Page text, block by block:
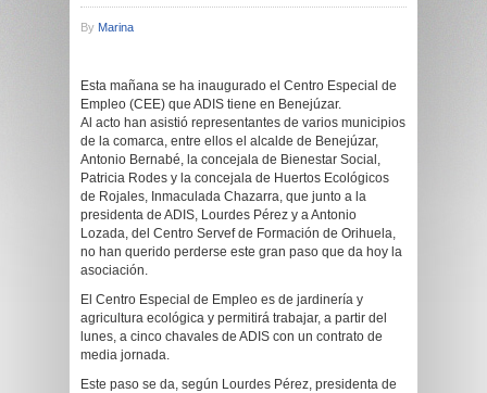
By Marina
Esta mañana se ha inaugurado el Centro Especial de
Empleo (CEE) que ADIS tiene en Benejúzar.
Al acto han asistió representantes de varios municipios
de la comarca, entre ellos el alcalde de Benejúzar,
Antonio Bernabé, la concejala de Bienestar Social,
Patricia Rodes y la concejala de Huertos Ecológicos
de Rojales, Inmaculada Chazarra, que junto a la
presidenta de ADIS, Lourdes Pérez y a Antonio
Lozada, del Centro Servef de Formación de Orihuela,
no han querido perderse este gran paso que da hoy la
asociación.
El Centro Especial de Empleo es de jardinería y
agricultura ecológica y permitirá trabajar, a partir del
lunes, a cinco chavales de ADIS con un contrato de
media jornada.
Este paso se da, según Lourdes Pérez, presidenta de